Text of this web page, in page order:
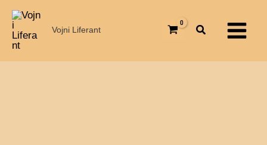
Pređi
sadržaj
Vojni Liferant
Menu
na
platnu
-
Ptica